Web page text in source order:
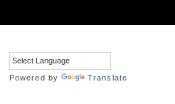
Powered by Translate